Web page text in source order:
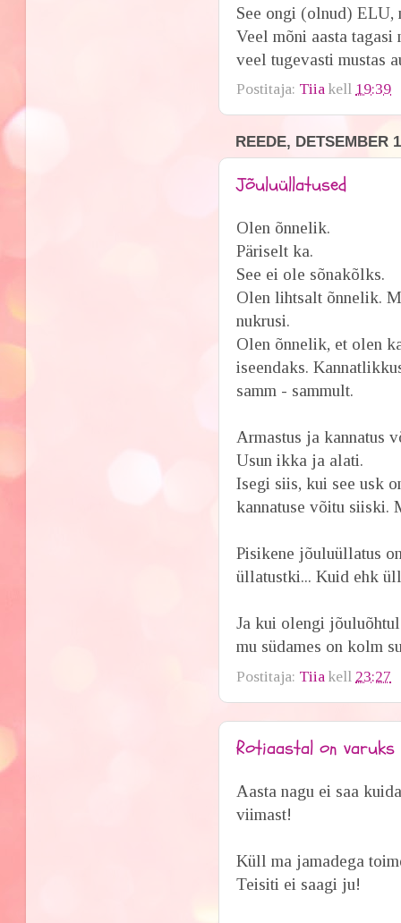
See ongi (olnud) ELU,
Veel mõni aasta
veel tugevasti mustas
Postitaja: Tiia kell 19:39
REEDE, DETSEMBER
Jõuluüllatused
Olen õnnelik.
Päriselt ka.
See ei ole sõnakõlks.
Olen lihtsalt õnnelik.
nukrusi.
Olen õnnelik, et olen
iseendaks.
samm - sammult.
Armastus ja kannatus
Usun ikka ja alati.
Isegi siis, kui see usk
kannatuse võitu siiski.
Pisikene jõuluüllatus
üllatustki... Kuid ehk
Ja kui olengi
mu südames on kolm
Postitaja: Tiia kell 23:27
Rotiaastal on varuks
Aasta nagu ei saa
viimast!
Küll ma jamadega
Teisiti ei saagi ju!